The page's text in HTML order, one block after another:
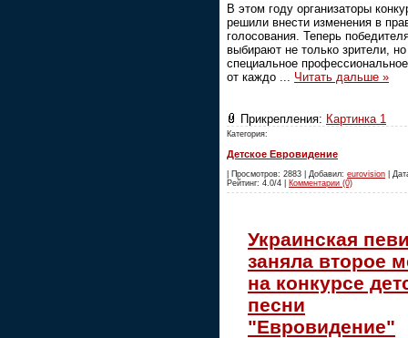
В этом году организаторы
решили внести изменения в
голосования. Теперь
выбирают не только зрители,
специальное
от каждо
Читать дальше »
Прикрепления: Картинка 1
Категория:
Детское Евровидение
| Просмотров: 2883 | Добавил: eurovision |
Рейтинг: 4.0/4 | Комментарии (0)
Украинская
заняла второе
на конкурсе
песни
"Евровидение"